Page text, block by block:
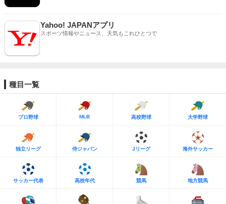
Yahoo! JAPANアプリ
スポーツ情報やニュース、天気もこれひとつで
種目一覧
プロ野球 MLB 高校野球 大学野球
独立リーグ 侍ジャパン Jリーグ 海外サッカー
サッカー代表 高校年代 競馬 地方競馬